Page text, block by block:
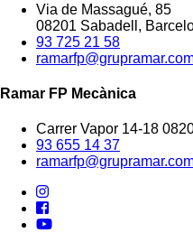
Via de Massagué, 85
08201 Sabadell,
93 725 21 58
Ramar FP Mecànica
Carrer Vapor 14-18
93 655 14 37